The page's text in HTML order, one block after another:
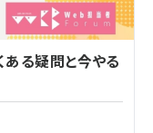
ある疑問と今やる